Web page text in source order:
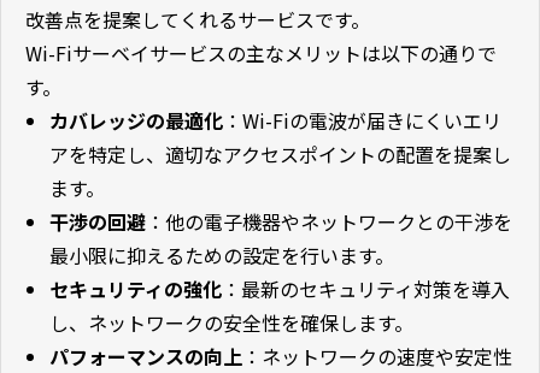
改善点を提案してくれるサービスです。
Wi-Fiサーベイサービスの主なメリットは以下の通りで
す。
カバレッジの最適化 ： Wi-Fiの電波が届きにくいエリ
アを特定し、適切なアクセスポイントの配置を提案し
ます。
干渉の回避 ：他の電子機器やネットワークとの干渉を
最小限に抑えるための設定を行います。
セキュリティの強化 ：最新のセキュリティ対策を導入
し、ネットワークの安全性を確保します。
パフォーマンスの向上 ：ネットワークの速度や安定性